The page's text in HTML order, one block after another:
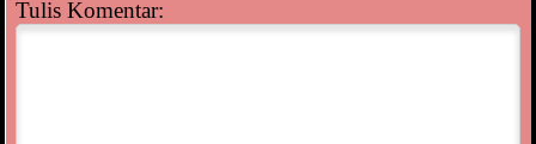
Tulis Komentar: